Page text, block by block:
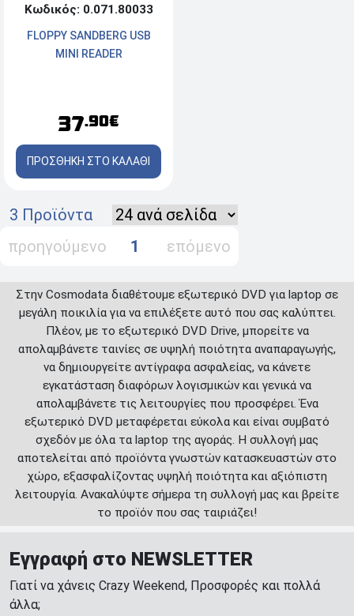
Κωδικός: 0.071.80033
FLOPPY SANDBERG USB
MINI READER
37.90€
ΠΡΟΣΘΗΚΗ ΣΤΟ ΚΑΛΑΘΙ
3 Προϊόντα
προηγούμενο
1 επόμενο
Στην Cosmodata διαθέτουμε εξωτερικό DVD για laptop σε
μεγάλη ποικιλία για να επιλέξετε αυτό που σας καλύπτει.
Πλέον, με το εξωτερικό DVD Drive, μπορείτε να
απολαμβάνετε ταινίες σε υψηλή ποιότητα αναπαραγωγής,
να δημιουργείτε αντίγραφα ασφαλείας, να κάνετε
εγκατάσταση διαφόρων λογισμικών και γενικά να
απολαμβάνετε τις λειτουργίες που προσφέρει. Ένα
εξωτερικό DVD μεταφέρεται εύκολα και είναι συμβατό
σχεδόν με όλα τα laptop της αγοράς. Η συλλογή μας
αποτελείται από προϊόντα γνωστών κατασκευαστών στο
χώρο, εξασφαλίζοντας υψηλή ποιότητα και αξιόπιστη
λειτουργία. Ανακαλύψτε σήμερα τη συλλογή μας και βρείτε
το προϊόν που σας ταιριάζει!
Εγγραφή στο NEWSLETTER
Γιατί να χάνεις Crazy Weekend, Προσφορές και πολλά
άλλα;